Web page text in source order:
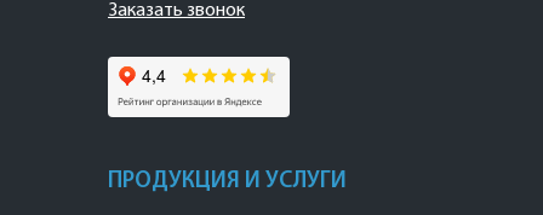
Заказать звонок
ПРОДУКЦИЯ И УСЛУГИ